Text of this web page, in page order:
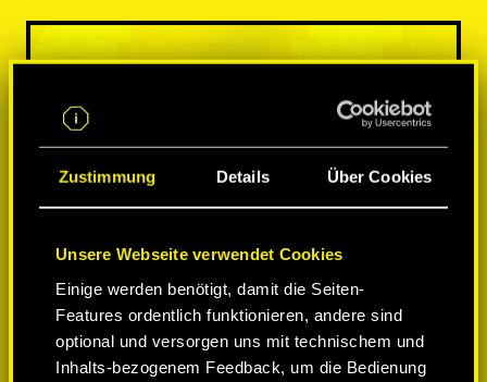
Zustimmung Details Über Cookies
Unsere Webseite verwendet Cookies
Einige werden benötigt, damit die Seiten-
Features ordentlich funktionieren, andere sind
optional und versorgen uns mit technischem und
Inhalts-bezogenem Feedback, um die Bedienung